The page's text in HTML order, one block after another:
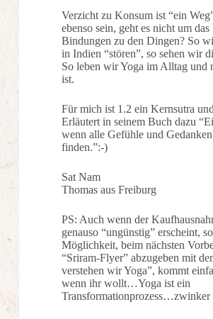
Verzicht zu Konsum ist “ein
ebenso sein, geht es nicht um
Bindungen zu den Dingen? So
in Indien “stören”, so sehen wir
So leben wir Yoga im Alltag und
ist.
Für mich ist 1.2 ein Kernsutra
Erläutert in seinem Buch dazu
wenn alle Gefühle und
finden.”:-)
Sat Nam
Thomas aus Freiburg
PS: Auch wenn der
genauso “ungünstig” erscheint,
Möglichkeit, beim nächsten
“Sriram-Flyer” abzugeben mit
verstehen wir Yoga”, kommt
wenn ihr wollt…Yoga ist ein
Transformationprozess…zwinker